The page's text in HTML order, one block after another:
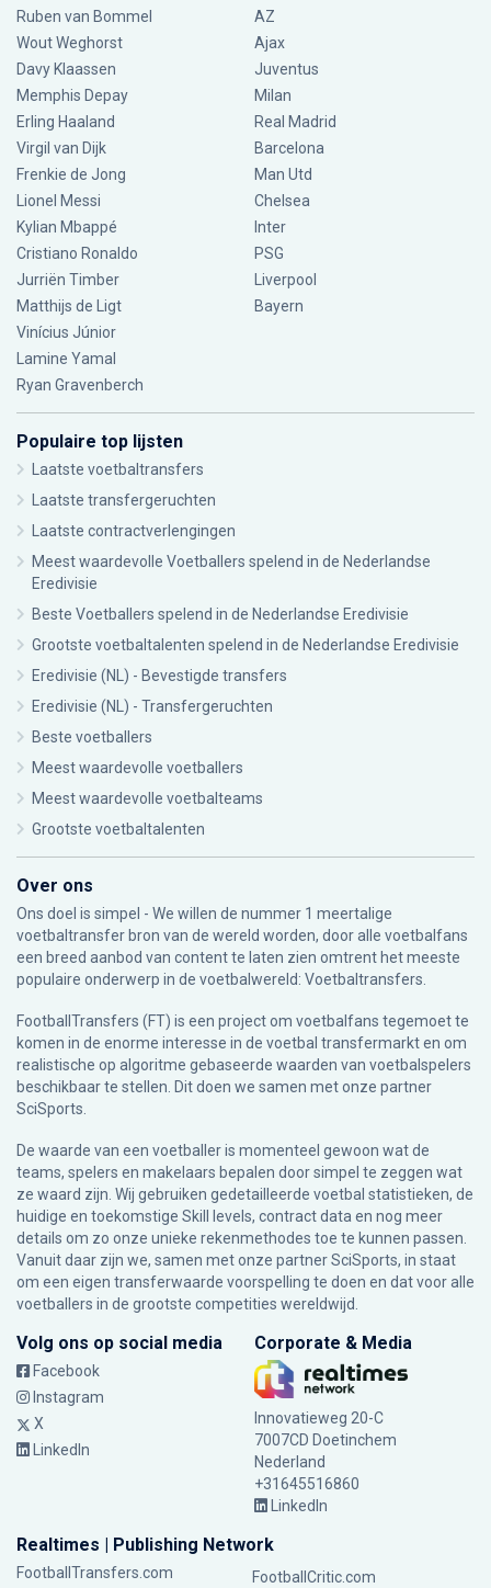
Ruben van Bommel
Wout Weghorst
Davy Klaassen
Memphis Depay
Erling Haaland
Virgil van Dijk
Frenkie de Jong
Lionel Messi
Kylian Mbappé
Cristiano Ronaldo
Jurriën Timber
Matthijs de Ligt
Vinícius Júnior
Lamine Yamal
Ryan Gravenberch
AZ
Ajax
Juventus
Milan
Real Madrid
Barcelona
Man Utd
Chelsea
Inter
PSG
Liverpool
Bayern
Populaire top lijsten
Laatste voetbaltransfers
Laatste transfergeruchten
Laatste contractverlengingen
Meest waardevolle Voetballers spelend in de Nederlandse
Eredivisie
Beste Voetballers spelend in de Nederlandse Eredivisie
Grootste voetbaltalenten spelend in de Nederlandse Eredivisie
Eredivisie (NL) - Bevestigde transfers
Eredivisie (NL) - Transfergeruchten
Beste voetballers
Meest waardevolle voetballers
Meest waardevolle voetbalteams
Grootste voetbaltalenten
Over ons
Ons doel is simpel - We willen de nummer 1 meertalige
voetbaltransfer bron van de wereld worden, door alle voetbalfans
een breed aanbod van content te laten zien omtrent het meeste
populaire onderwerp in de voetbalwereld: Voetbaltransfers.
FootballTransfers (FT) is een project om voetbalfans tegemoet te
komen in de enorme interesse in de voetbal transfermarkt en om
realistische op algoritme gebaseerde waarden van voetbalspelers
beschikbaar te stellen. Dit doen we samen met onze partner
SciSports
De waarde van een voetballer is momenteel gewoon wat de
teams, spelers en makelaars bepalen door simpel te zeggen wat
ze waard zijn. Wij gebruiken gedetailleerde voetbal statistieken, de
huidige en toekomstige Skill levels, contract data en nog meer
details om zo onze unieke rekenmethodes toe te kunnen passen.
Vanuit daar zijn we, samen met onze partner SciSports, in staat
om een eigen transferwaarde voorspelling te doen en dat voor alle
voetballers in de grootste competities wereldwijd.
Volg ons op social media
Facebook
Instagram
X
LinkedIn
Corporate & Media
Innovatieweg 20-C
7007CD Doetinchem
Nederland
+31645516860
LinkedIn
Realtimes | Publishing Network
FootballTransfers.com FootballCritic.com